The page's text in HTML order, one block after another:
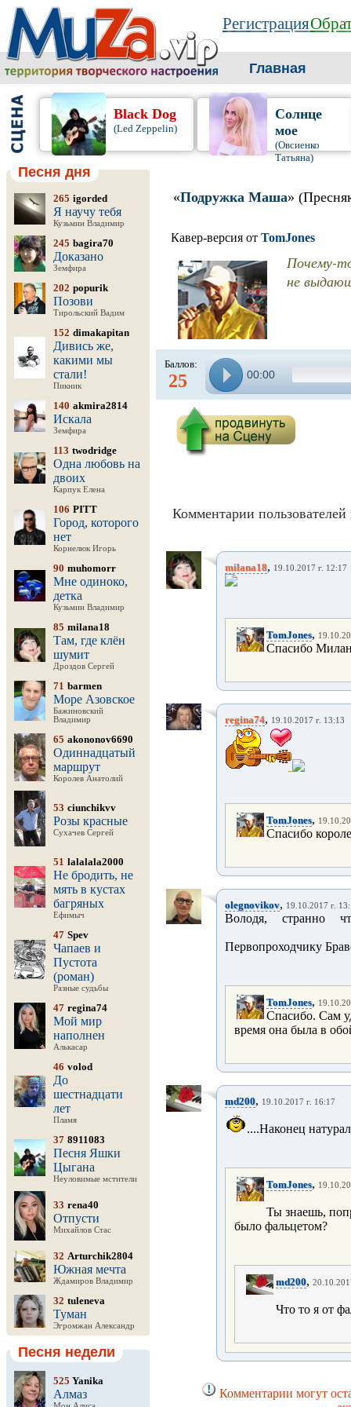
Регистрация
Главная
Black Dog
(Led Zeppelin)
Солнце
мое
(Овсиенко
Татьяна)
Песня дня
265 igorded
Я научу тебя
Кузьмин Владимир
245 bagira70
Доказано
Земфира
202 popurik
Позови
Тирольский Вадим
152 dimakapitan
Дивись же,
какими мы
стали!
Пикник
140 akmira2814
Искала
Земфира
113 twodridge
Одна любовь на
двоих
Карпук Елена
106 PITT
Город, которого
нет
Корнелюк Игорь
90 muhomorr
Мне одиноко,
детка
Кузьмин Владимир
85 milana18
Там, где клён
шумит
Дроздов Сергей
71 barmen
Море Азовское
Бажиновский
Владимир
65 akononov6690
Одиннадцатый
маршрут
Королев Анатолий
53 ciunchikvv
Розы красные
Сухачев Сергей
51 lalalala2000
Не бродить, не
мять в кустах
багряных
Ефимыч
47 Spev
Чапаев и
Пустота
(роман)
Разные судьбы
47 regina74
Мой мир
наполнен
Алькасар
46 volod
До
шестнадцати
лет
Пламя
37 8911083
Песня Яшки
Цыгана
Неуловимые мстители
33 rena40
Отпусти
Михайлов Стас
32 Arturchik2804
Южная мечта
Ждамиров Владимир
32 tuleneva
Туман
Эгромжан Александр
Песня недели
525 Yanika
Алмаз
«Подружка Маша»
Кавер-версия от TomJones
Почему-
не
Баллов:
25 00:00
Комментарии пользователей
milana18, 19.10.2017 г. 12:17
TomJones,
Спасибо
regina74, 19.10.2017 г. 13:13
TomJones,
Спасибо
olegnovikov, 19.10.2017 г.
Володя, странно
Первопроходчику
TomJones,
Спасибо. Сам
время она была в
md200, 19.10.2017 г. 16:17
....Наконец
TomJones,
Ты знаешь,
было фальцетом?
md200,
Что то я от
Комментарии могут